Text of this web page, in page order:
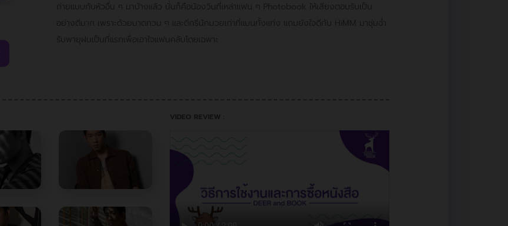
ถ่ายแบบกับหัวอื่น ๆ มาบ้างแล้ว นั่นก็คือน้องวินที่เหล่าแฟน ๆ Photobook ให้เสียงตอบรับเป็น
อย่างดีมาก เพราะด้วยมาดกวน ๆ และดีกรีนักมวยเก่าที่แมนทั้งแท่ง แถมยังใจดีกับ HiMM มาชุ่มฉ่ำ
รับพายุฝนเป็นที่แรกเพื่อเอาใจแฟนคลับโดยเฉพาะ
VIDEO REVIEW :